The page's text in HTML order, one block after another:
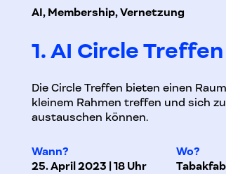
AI, Membership, Vernetzung
1. AI Circle Treffen
Die Circle Treffen bieten einen
kleinem Rahmen treffen und sich
austauschen können.
Wann?
25. April 2023 | 18 Uhr
Wo?